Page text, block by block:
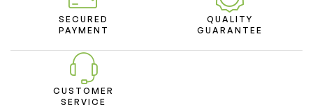
SECURED
PAYMENT
QUALITY
GUARANTEE
CUSTOMER
SERVICE